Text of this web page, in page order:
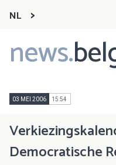
NL
news.
Main
navigation
03 MEI 2006 15:54
Democratische